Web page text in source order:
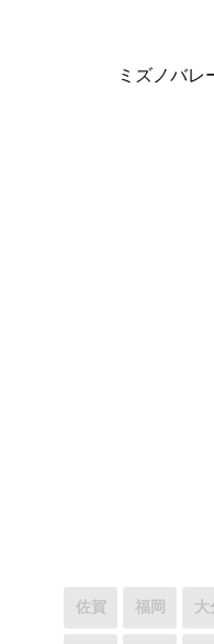
ミズノバレ
佐賀 福岡 大